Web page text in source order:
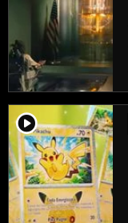
player2